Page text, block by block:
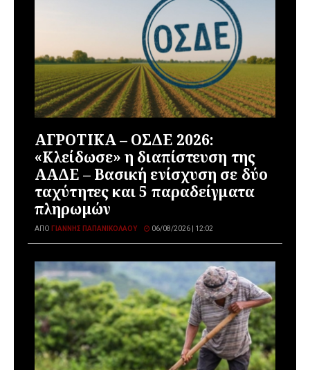
ΑΓΡΟΤΙΚΑ – ΟΣΔΕ 2026:
«Κλείδωσε» η διαπίστευση της
ΑΑΔΕ – Βασική ενίσχυση σε δύο
ταχύτητες και 5 παραδείγματα
πληρωμών
ΑΠΌ ΓΙΆΝΝΗΣ ΠΑΠΑΝΙΚΟΛΆΟΥ 06/08/2026 | 12:02